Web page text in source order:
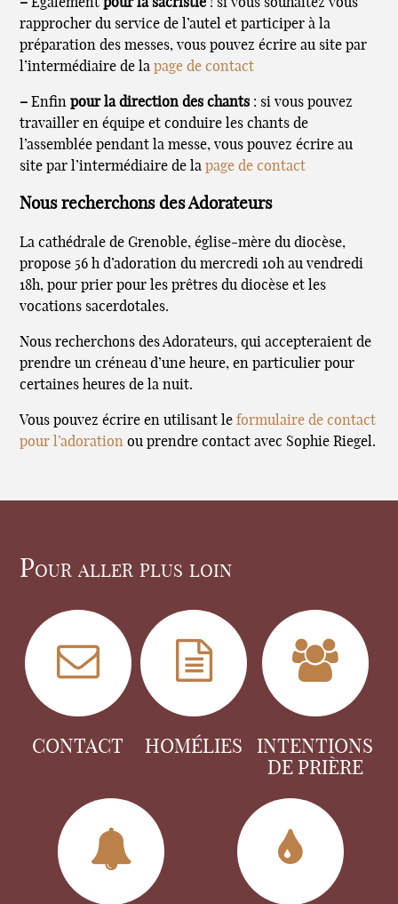
– Égalementpour la sacristie ! si vous souhaitez vous
rapprocher du service de l’autel et participer à la
préparation des messes, vous pouvez écrire au site par
l’intermédiaire de lapage de contact
– Enfinpour la direction des chants : si vous pouvez
travailler en équipe et conduire les chants de
l’assemblée pendant la messe, vous pouvez écrire au
site par l’intermédiaire de lapage de contact
Nous recherchons des Adorateurs
La cathédrale de Grenoble, église-mère du diocèse,
propose 56 h d’adoration du mercredi 10h au vendredi
18h, pour prier pour les prêtres du diocèse et les
vocations sacerdotales.
Nous recherchons des Adorateurs, qui accepteraient de
prendre un créneau d’une heure, en particulier pour
certaines heures de la nuit.
Vous pouvez écrire en utilisant leformulaire de contact
pour l’adoration ou prendre contact avec Sophie Riegel.
Pour aller plus loin
CONTACT HOMÉLIES
INTENTIONS
DE PRIÈRE